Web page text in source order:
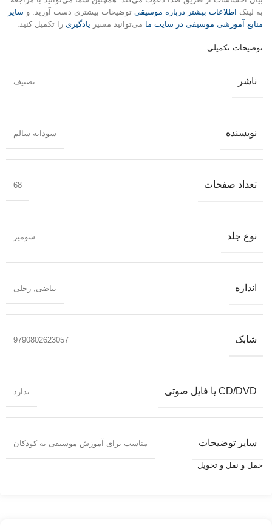
به لینک اطلاعات بیشتر درباره موسیقی توضیحات بیشتری دست آورید. و سایر
منابع آموزشی موسیقی در سایت ما می‌توانید مسیر یادگیری را تکمیل کنید.
توضیحات تکمیلی
ناشر تصنیف
نویسنده سودابه سالم
تعداد صفحات 68
نوع جلد شومیز
اندازه بیاضی رحلی
شابک 9790802623057
CD/DVD یا فایل صوتی ندارد
سایر توضیحات مناسب برای آموزش موسیقی به کودکان
حمل و نقل و تحویل